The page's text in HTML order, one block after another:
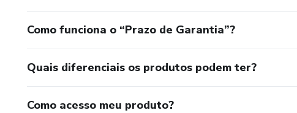
Como funciona o “Prazo de Garantia”?
Quais diferenciais os produtos podem ter?
Como acesso meu produto?